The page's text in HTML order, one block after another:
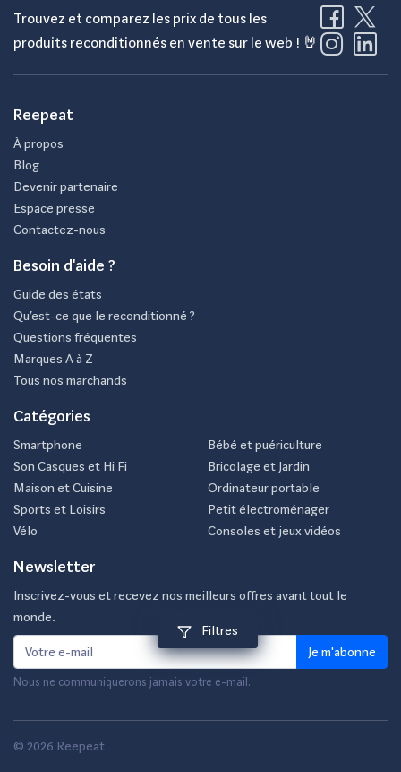
Filtres
Trouvez et comparez les prix de tous les
produits reconditionnés en vente sur le web ! 🤘
Reepeat
À propos
Blog
Devenir partenaire
Espace presse
Contactez-nous
Besoin d'aide ?
Guide des états
Qu’est-ce que le reconditionné ?
Questions fréquentes
Marques A à Z
Tous nos marchands
Catégories
Smartphone
Son Casques et Hi Fi
Maison et Cuisine
Sports et Loisirs
Vélo
Bébé et puériculture
Bricolage et Jardin
Ordinateur portable
Petit électroménager
Consoles et jeux vidéos
Newsletter
Inscrivez-vous et recevez nos meilleurs offres avant tout le
monde.
Je m'abonne
Nous ne communiquerons jamais votre e-mail.
© 2026 Reepeat